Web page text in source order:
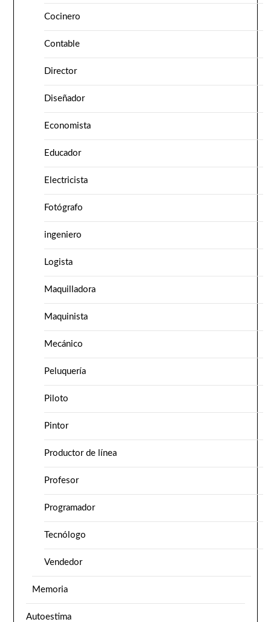
Cocinero
Contable
Director
Diseñador
Economista
Educador
Electricista
Fotógrafo
ingeniero
Logista
Maquilladora
Maquinista
Mecánico
Peluquería
Piloto
Pintor
Productor de línea
Profesor
Programador
Tecnólogo
Vendedor
Memoria
Autoestima